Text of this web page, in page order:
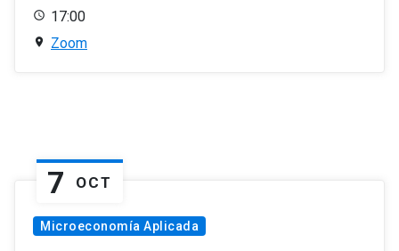
17:00
Zoom
7 OCT
Microeconomía Aplicada